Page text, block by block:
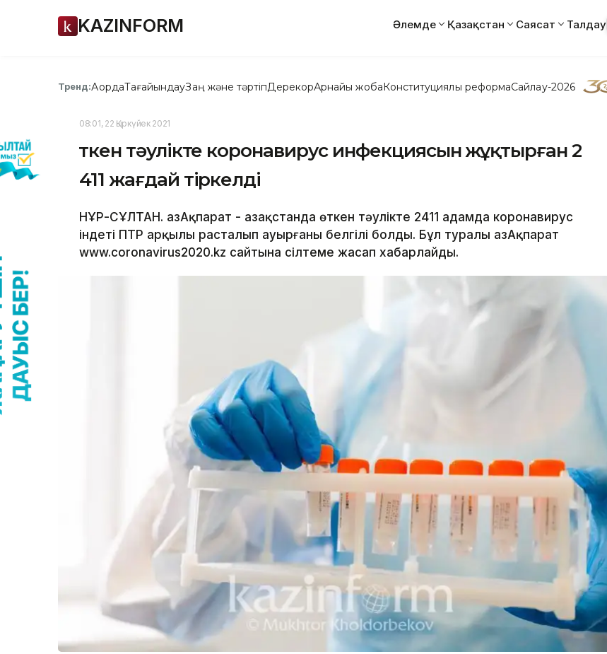
KAZINFORM Әлемде Қазақстан Саясат Талдау
Тренд:АқордаТағайындауЗаң және тәртіпДерекқорАрнайы жобаКонституциялық реформаСайлау-2026
08:01, 22 Қыркүйек 2021
Өткен тәулікте коронавирус инфекциясын жұқтырған 2
411 жағдай тіркелді
НҰР-СҰЛТАН. ҚазАқпарат - Қазақстанда өткен тәулікте 2411 адамда коронавирус
індеті ПТР арқылы расталып ауырғаны белгілі болды. Бұл туралы ҚазАқпарат
www.coronavirus2020.kz сайтына сілтеме жасап хабарлайды.